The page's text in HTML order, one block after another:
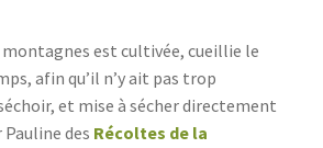
est cultivée, cueillie le
afin qu’il n’y ait pas trop
et mise à sécher directement
​des Récoltes de la